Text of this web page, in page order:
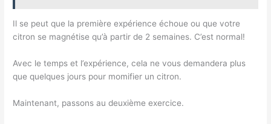
Il se peut que la première expérience échoue ou que votre
citron se magnétise qu’à partir de 2 semaines. C’est normal!
Avec le temps et l’expérience, cela ne vous demandera plus
que quelques jours pour momifier un citron.
Maintenant, passons au deuxième exercice.